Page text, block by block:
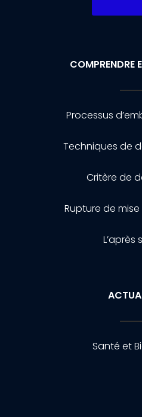
COMPRENDRE
Processus
Techniques de
Critère de
Rupture de
L’après
Santé et